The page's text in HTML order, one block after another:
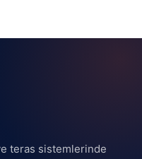
teras sistemlerinde